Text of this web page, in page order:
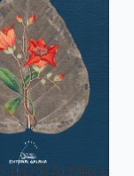
DO BALEIRO,